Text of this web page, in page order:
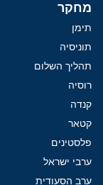
מחקר
תימן
תוניסיה
תהליך השלום
רוסיה
קנדה
קטאר
פלסטינים
ערבי ישראל
ערב הסעודית